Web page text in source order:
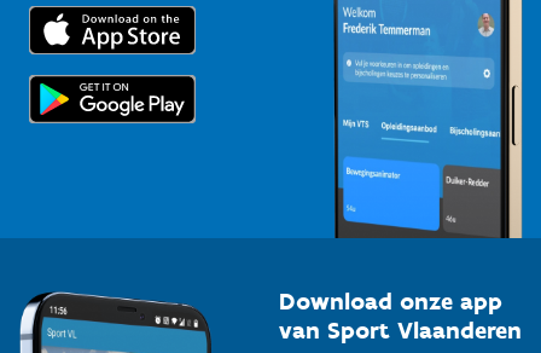
Trainers en begeleiders
Topsporters
Voor de pers
Download onze app
van Sport Vlaanderen